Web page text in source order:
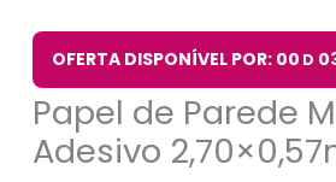
OFERTA DISPONÍVEL POR: 00 D
Papel de Parede
Adesivo